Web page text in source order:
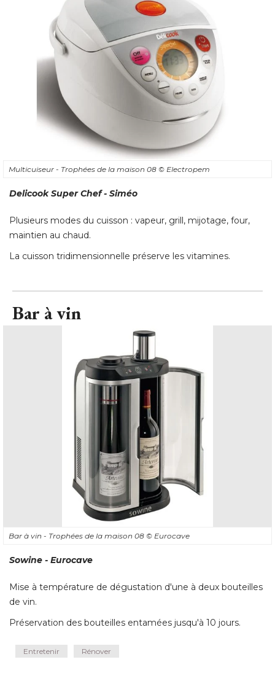
Multicuiseur - Trophées de la maison 08 © Electropem
Delicook Super Chef - Siméo
Plusieurs modes du cuisson : vapeur, grill, mijotage, four,
maintien au chaud.
La cuisson tridimensionnelle préserve les vitamines.
Bar à vin
Bar à vin - Trophées de la maison 08 © Eurocave
Sowine - Eurocave
Mise à température de dégustation d'une à deux bouteilles
de vin.
Préservation des bouteilles entamées jusqu'à 10 jours.
Entretenir Rénover